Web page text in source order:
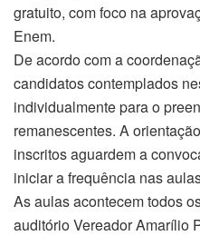
gratuito, com foco na
Enem.
De acordo com a
candidatos contemplados
individualmente para o
remanescentes. A
inscritos aguardem a
iniciar a frequência nas
As aulas acontecem todos
auditório Vereador Amarílio